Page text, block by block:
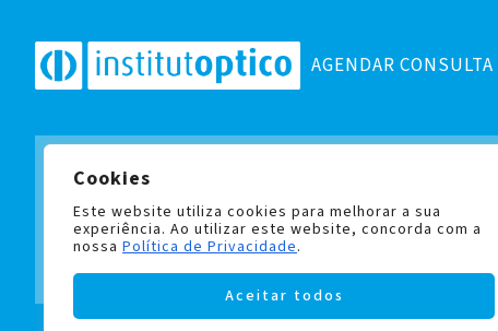
Cookies
Este website utiliza cookies para melhorar a sua
experiência. Ao utilizar este website, concorda com a
nossa Política de Privacidade.
Aceitar todos
AGENDAR CONSULTA
Subscreva a nossa newsletter
e fique a par de todas as